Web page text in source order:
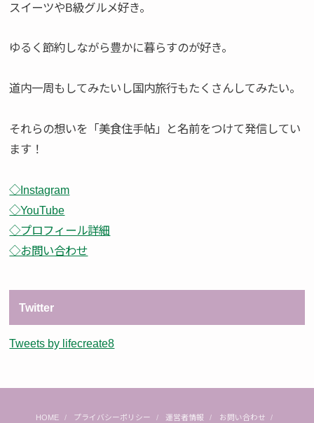
スイーツやB級グルメ好き。
ゆるく節約しながら豊かに暮らすのが好き。
道内一周もしてみたいし国内旅行もたくさんしてみたい。
それらの想いを「美食住手帖」と名前をつけて発信してい
ます！
◇Instagram
◇YouTube
◇プロフィール詳細
◇お問い合わせ
Twitter
Tweets by lifecreate8
HOME プライバシーポリシー 運営者情報 お問い合わせ